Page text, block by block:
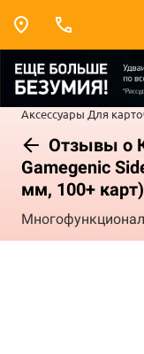
Аксессуары Для
Отзывы о
Gamegenic
мм, 100+ карт)